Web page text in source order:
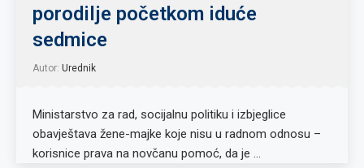
porodilje početkom iduće
sedmice
Autor: Urednik
Ministarstvo za rad, socijalnu politiku i izbjeglice
obavještava žene-majke koje nisu u radnom odnosu –
korisnice prava na novčanu pomoć, da je …